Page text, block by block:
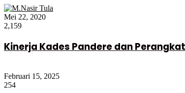
Mei 22, 2020
2,159
Kinerja Kades Pandere dan
Februari 15, 2025
254